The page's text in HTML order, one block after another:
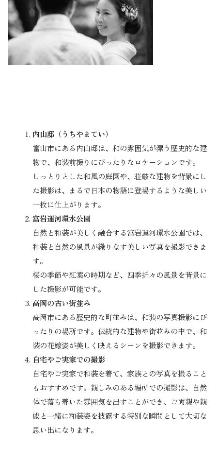
内山邸（うちやまてい）
富山市にある内山邸は、和の雰囲気が漂う歴史的な建
物で、和装前撮りにぴったりなロケーションです。
しっとりとした和風の庭園や、荘厳な建物を背景にし
た撮影は、まるで日本の物語に登場するような美しい
一枚に仕上がります。
富岩運河環水公園
自然と和装が美しく融合する富岩運河環水公園では、
和装と自然の風景が織りなす美しい写真を撮影できま
す。
桜の季節や紅葉の時期など、四季折々の風景を背景に
した撮影が可能です。
高岡の古い街並み
高岡市にある歴史的な町並みは、和装の写真撮影にぴ
ったりの場所です。伝統的な建物や街並みの中で、和
装の花嫁姿が美しく映えるシーンを撮影できます。
自宅やご実家での撮影
自宅やご実家で和装を着て、家族との写真を撮ること
もおすすめです。親しみのある場所での撮影は、自然
体で落ち着いた雰囲気を出すことができ、ご両親や親
戚と一緒に和装姿を披露する特別な瞬間として大切な
思い出になります。